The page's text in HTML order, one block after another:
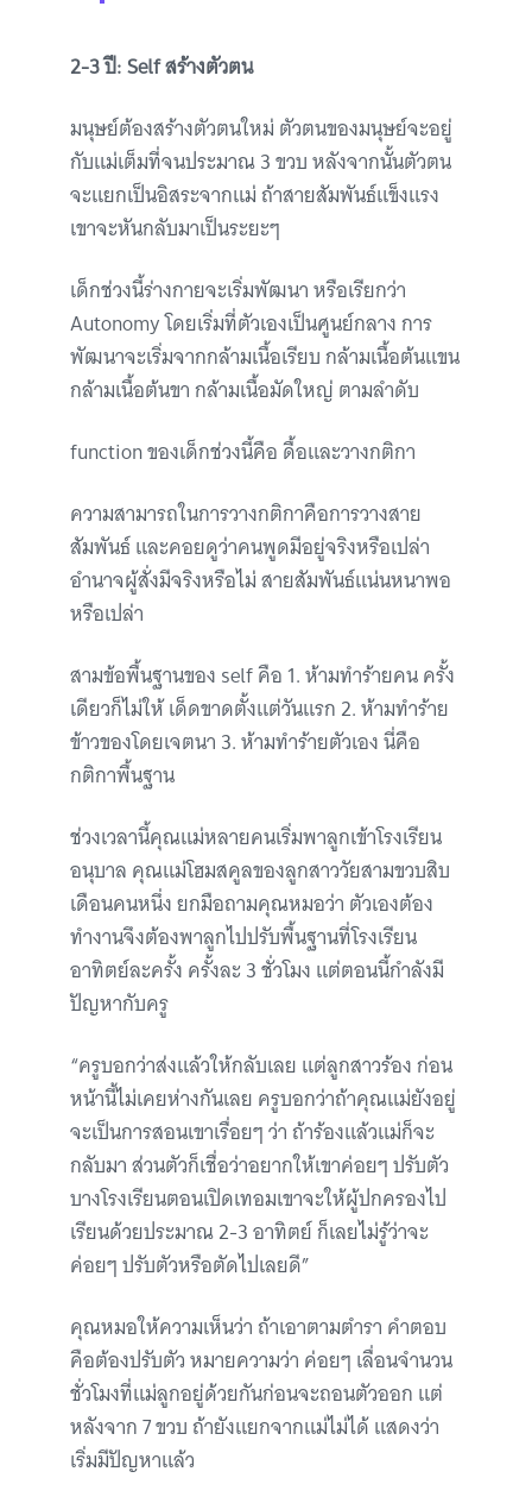
2-3 ปี: Self สร้างตัวตน
มนุษย์ต้องสร้างตัวตนใหม่ ตัวตนของมนุษย์จะอยู่
กับแม่เต็มที่จนประมาณ 3 ขวบ หลังจากนั้นตัวตน
จะแยกเป็นอิสระจากแม่ ถ้าสายสัมพันธ์แข็งแรง
เขาจะหันกลับมาเป็นระยะๆ
เด็กช่วงนี้ร่างกายจะเริ่มพัฒนา หรือเรียกว่า
Autonomy โดยเริ่มที่ตัวเองเป็นศูนย์กลาง การ
พัฒนาจะเริ่มจากกล้ามเนื้อเรียบ กล้ามเนื้อต้นแขน
กล้ามเนื้อต้นขา กล้ามเนื้อมัดใหญ่ ตามลำดับ
function ของเด็กช่วงนี้คือ ดื้อและวางกติกา
ความสามารถในการวางกติกาคือการวางสาย
สัมพันธ์ และคอยดูว่าคนพูดมีอยู่จริงหรือเปล่า
อำนาจผู้สั่งมีจริงหรือไม่ สายสัมพันธ์แน่นหนาพอ
หรือเปล่า
สามข้อพื้นฐานของ self คือ 1. ห้ามทำร้ายคน ครั้ง
เดียวก็ไม่ให้ เด็ดขาดตั้งแต่วันแรก 2. ห้ามทำร้าย
ข้าวของโดยเจตนา 3. ห้ามทำร้ายตัวเอง นี่คือ
กติกาพื้นฐาน
ช่วงเวลานี้คุณแม่หลายคนเริ่มพาลูกเข้าโรงเรียน
อนุบาล คุณแม่โฮมสคูลของลูกสาววัยสามขวบสิบ
เดือนคนหนึ่ง ยกมือถามคุณหมอว่า ตัวเองต้อง
ทำงานจึงต้องพาลูกไปปรับพื้นฐานที่โรงเรียน
อาทิตย์ละครั้ง ครั้งละ 3 ชั่วโมง แต่ตอนนี้กำลังมี
ปัญหากับครู
“ครูบอกว่าส่งแล้วให้กลับเลย แต่ลูกสาวร้อง ก่อน
หน้านี้ไม่เคยห่างกันเลย ครูบอกว่าถ้าคุณแม่ยังอยู่
จะเป็นการสอนเขาเรื่อยๆ ว่า ถ้าร้องแล้วแม่ก็จะ
กลับมา ส่วนตัวก็เชื่อว่าอยากให้เขาค่อยๆ ปรับตัว
บางโรงเรียนตอนเปิดเทอมเขาจะให้ผู้ปกครองไป
เรียนด้วยประมาณ 2-3 อาทิตย์ ก็เลยไม่รู้ว่าจะ
ค่อยๆ ปรับตัวหรือตัดไปเลยดี”
คุณหมอให้ความเห็นว่า ถ้าเอาตามตำรา คำตอบ
คือต้องปรับตัว หมายความว่า ค่อยๆ เลื่อนจำนวน
ชั่วโมงที่แม่ลูกอยู่ด้วยกันก่อนจะถอนตัวออก แต่
หลังจาก 7 ขวบ ถ้ายังแยกจากแม่ไม่ได้ แสดงว่า
เริ่มมีปัญหาแล้ว